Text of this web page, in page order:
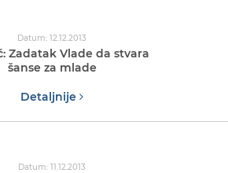
Datum: 12.12.2013
Zadatak Vlade da stvara
šanse za mlade
Detaljnije
Datum: 11.12.2013